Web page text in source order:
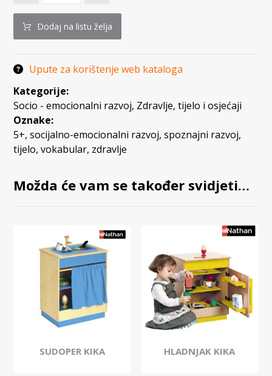
Dodaj na listu želja
Upute za korištenje web kataloga
Kategorije:
Socio - emocionalni razvoj, Zdravlje, tijelo i osjećaji
Oznake:
5+,socijalno-emocionalni razvoj,spoznajni razvoj,
tijelo,vokabular, zdravlje
Možda će vam se također svidjeti…
SUDOPER KIKA HLADNJAK KIKA